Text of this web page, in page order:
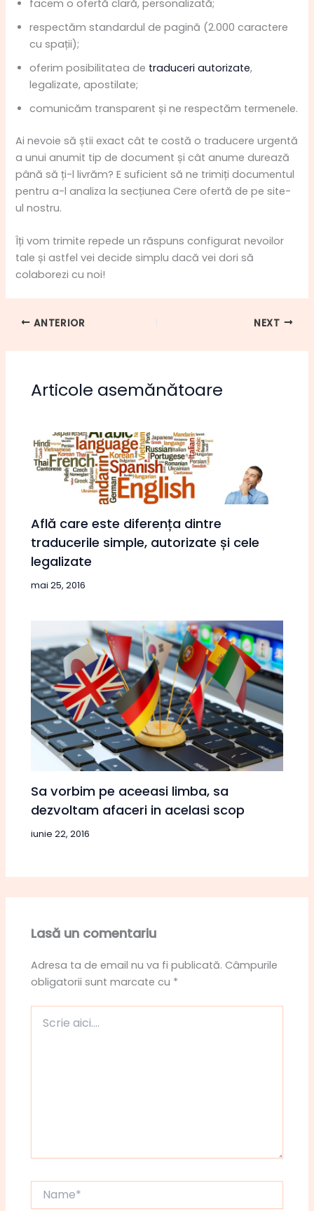
facem o ofertă clară, personalizată;
respectăm standardul de pagină (2.000 caractere
cu spații);
oferim posibilitatea de traduceri autorizate,
legalizate, apostilate;
comunicăm transparent și ne respectăm termenele.
Ai nevoie să știi exact cât te costă o traducere urgentă
a unui anumit tip de document și cât anume durează
până să ți-l livrăm? E suficient să ne trimiți documentul
pentru a-l analiza la secțiunea Cere ofertă de pe site-
ul nostru.
Îți vom trimite repede un răspuns configurat nevoilor
tale și astfel vei decide simplu dacă vei dori să
colaborezi cu noi!
ANTERIOR NEXT
Articole asemănătoare
Află care este diferența dintre
traducerile simple, autorizate și cele
legalizate
mai 25, 2016
Sa vorbim pe aceeasi limba, sa
dezvoltam afaceri in acelasi scop
iunie 22, 2016
Lasă un comentariu
Adresa ta de email nu va fi publicată. Câmpurile
obligatorii sunt marcate cu *
aici....